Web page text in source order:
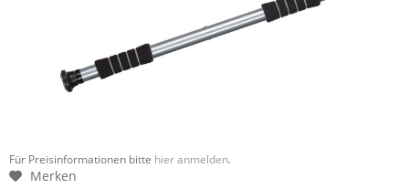
Für Preisinformationen bitte hier anmelden.
Merken